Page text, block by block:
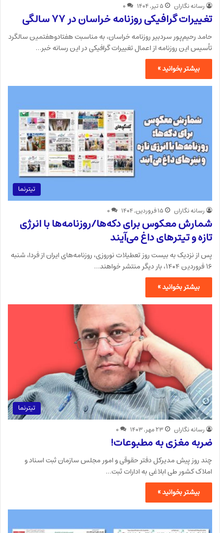
رسانه نگاران ۵ تیر, ۱۴۰۴ ۰
تغییرات گرافیکی روزنامه خراسان در ۷۷ سالگی
حامد رحیم‌پور سردبیر روزنامه خراسان، به مناسبت هفتادوهفتمین سالگرد
تأسیس این روزنامه از اعمال تغییرات گرافیکی در این رسانه خبر…
بیشتر بخوانید »
تیترنما
رسانه نگاران ۱۵ فروردین, ۱۴۰۴ ۰
شمارش معکوس برای دکه‌ها/روزنامه‌ها با انرژی
تازه و تیترهای داغ می‌آیند
پس از نزدیک به بیست روز تعطیلات نوروزی، روزنامه‌های ایران از فردا، شنبه
۱۶ فروردین ۱۴۰۴، بار دیگر منتشر خواهند…
بیشتر بخوانید »
تیترنما
رسانه نگاران ۲۳ مهر, ۱۴۰۳ ۰
ضربه مغزی به مطبوعات!
چند روز پیش مدیرکل دفتر حقوقی و امور مجلس سازمان ثبت اسناد و
املاک کشور طی ابلاغی به ادارات ثبت…
بیشتر بخوانید »